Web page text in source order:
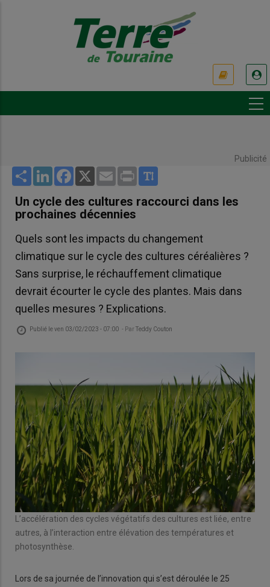
Publicité
Share LinkedInFacebook
X Email Print
Un cycle des cultures raccourci dans les
prochaines décennies
Quels sont les impacts du changement
climatique sur le cycle des cultures céréalières ?
Sans surprise, le réchauffement climatique
devrait écourter le cycle des plantes. Mais dans
quelles mesures ? Explications.
Publié leven 03/02/2023 - 07:00 - ParTeddy Couton
L’accélération des cycles végétatifs des cultures est liée, entre
autres, à l’interaction entre élévation des températures et
photosynthèse.
Lors de sa journée de l’innovation qui s’est déroulée le 25